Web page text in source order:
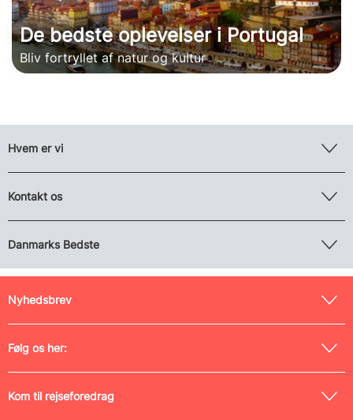
De bedste oplevelser i Portugal
Bliv fortryllet af natur og kultur
Hvem er vi
Kontakt os
Danmarks Bedste
Nyhedsbrev
Følg os her:
Kom til rejseforedrag